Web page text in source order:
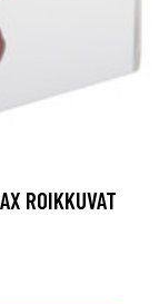
ROIKKUVAT